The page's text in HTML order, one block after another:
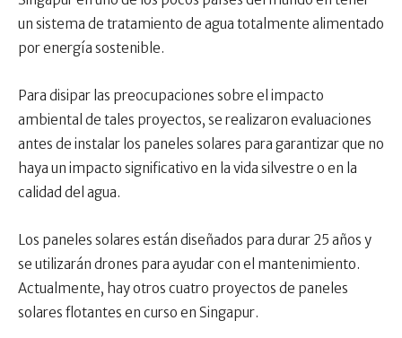
un sistema de tratamiento de agua totalmente alimentado
por energía sostenible.
Para disipar las preocupaciones sobre el impacto
ambiental de tales proyectos, se realizaron evaluaciones
antes de instalar los paneles solares para garantizar que no
haya un impacto significativo en la vida silvestre o en la
calidad del agua.
Los paneles solares están diseñados para durar 25 años y
se utilizarán drones para ayudar con el mantenimiento.
Actualmente, hay otros cuatro proyectos de paneles
solares flotantes en curso en Singapur.